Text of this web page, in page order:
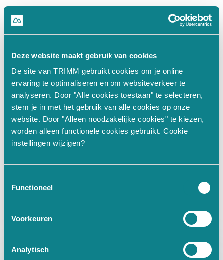
Deze website maakt gebruik van cookies
De site van TRIMM gebruikt cookies om je online
ervaring te optimaliseren en om websiteverkeer te
analyseren. Door "Alle cookies toestaan" te selecteren,
stem je in met het gebruik van alle cookies op onze
website. Door "Alleen noodzakelijke cookies" te kiezen,
worden alleen functionele cookies gebruikt. Cookie
instellingen wijzigen?
Functioneel
Voorkeuren
Analytisch
500
n.split(...).at is not a function
at Un (https://www.trimm.nl/
at Hi (https://www.trimm.nl/
at JI.fn (https://www.trimm.nl/
at Ke (https://www.trimm.nl/
(https://
at qf (https://www.trimm.nl/
at De (https://www.trimm.nl/